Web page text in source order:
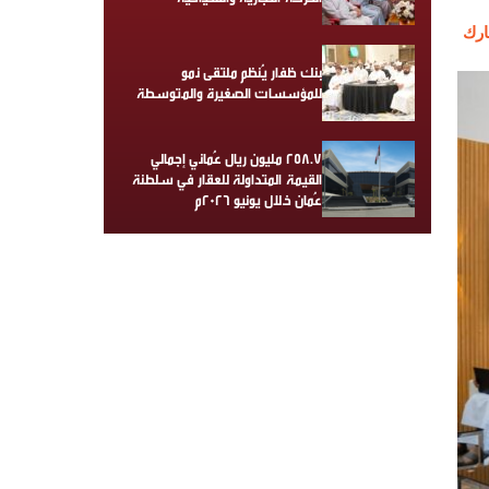
بنك ظفار يُنظم ملتقى نمو
للمؤسسات الصغيرة والمتوسطة
258.7 مليون ريال عُماني إجمالي
القيمة المتداولة للعقار في سلطنة
عُمان خلال يونيو 2026م